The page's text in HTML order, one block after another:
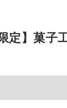
定】菓